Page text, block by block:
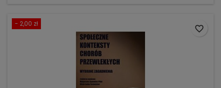
- 2,00 zł
favorite_border